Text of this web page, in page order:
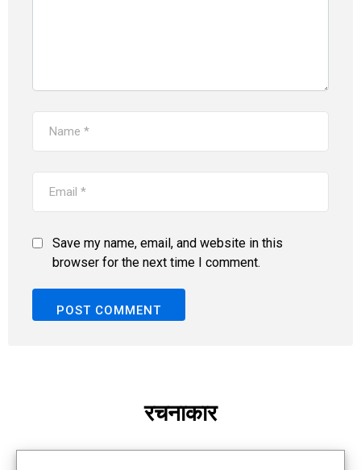
Save my name, email, and website in this
browser for the next time I comment.
रचनाकार